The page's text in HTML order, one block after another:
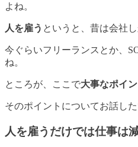
よね。
人を雇う というと、昔は会社
今ぐらいフリーランスとか、
ね。
ところが、ここで大事なポイン
そのポイントについてお話した
人を雇うだけでは仕事は